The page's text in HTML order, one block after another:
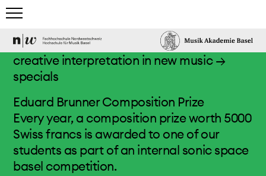
home
studies
general informations
composition
open creation
creative interpretation in new music
creative interpretation in new music→
specials
Eduard Brunner Composition Prize
Every year, a composition prize worth 5000
Swiss francs is awarded to one of our
students as part of an internal sonic space
basel competition.